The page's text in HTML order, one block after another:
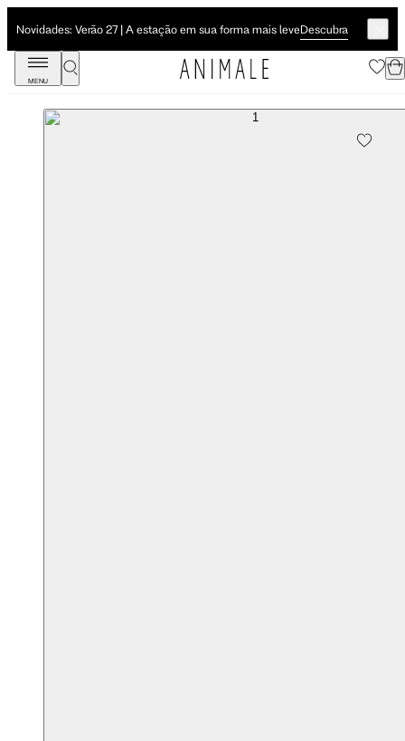
Novidades: Verão 27 | A estação em sua forma mais leveDescubra
MENU